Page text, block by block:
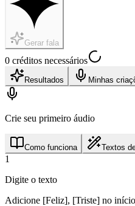
Gerar fala
0 créditos necessários
Resultados Minhas
Crie seu primeiro áudio
Como funciona Textos
1
Digite o texto
Adicione [Feliz], [Triste] no